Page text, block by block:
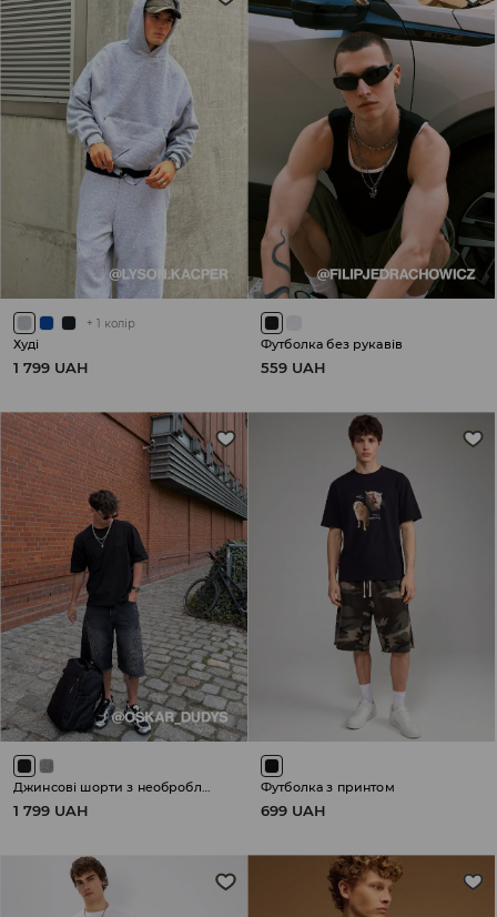
+ 1 колір
Худі
1 799 UAH
Футболка без рукавів
559 UAH
1 799 UAH
Футболка з принтом
699 UAH